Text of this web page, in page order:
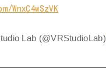
Lab (@VRStudioLab)